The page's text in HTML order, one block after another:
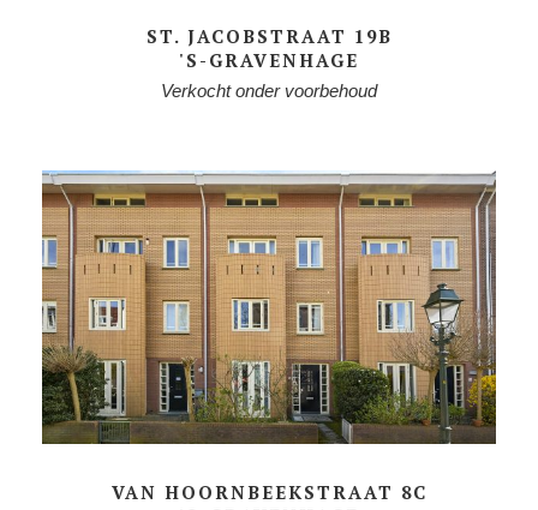
ST. JACOBSTRAAT 19B
'S-GRAVENHAGE
Verkocht onder voorbehoud
VAN HOORNBEEKSTRAAT 8C